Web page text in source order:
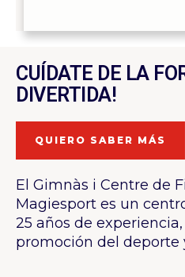
CUÍDATE DE LA
DIVERTIDA!
QUIERO SABER MÁS
El Gimnàs i Centre de
Magiesport es un
25 años de
promoción del deporte